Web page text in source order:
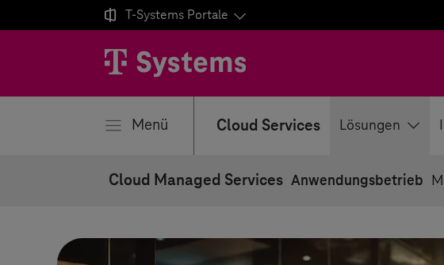
 T-Systems Portale
Menü Cloud Services Lösungen
Cloud Managed Services Anwendungsbetrieb